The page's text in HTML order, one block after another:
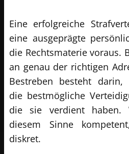
Eine erfolgreiche
eine ausgeprägte
die Rechtsmaterie voraus.
an genau der richtigen
Bestreben besteht darin,
die bestmögliche
die sie verdient haben.
diesem Sinne
diskret.